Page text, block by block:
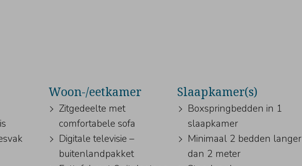
Woon-/eetkamer
Zitgedeelte met
comfortabele sofa
Digitale televisie –
buitenlandpakket
Slaapkamer(s)
Boxspringbedden in 1
slaapkamer
Minimaal 2 bedden langer
dan 2 meter